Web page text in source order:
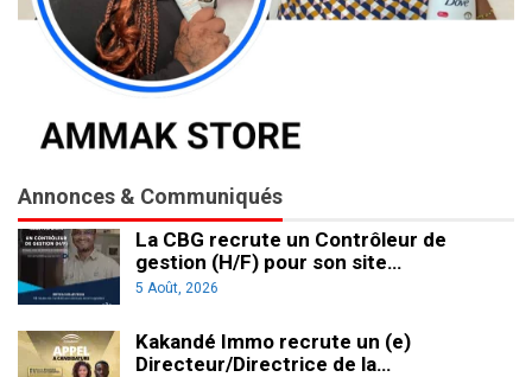
Annonces & Communiqués
La CBG recrute un Contrôleur de
gestion (H/F) pour son site…
5 Août, 2026
Kakandé Immo recrute un (e)
Directeur/Directrice de la…